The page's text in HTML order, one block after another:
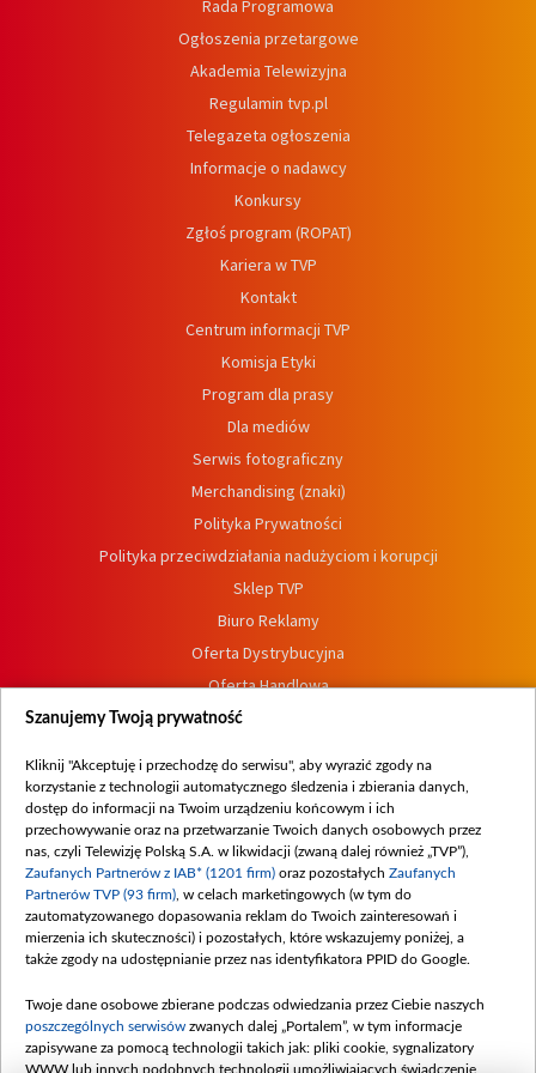
Rada Programowa
Ogłoszenia przetargowe
Akademia Telewizyjna
Regulamin tvp.pl
Telegazeta ogłoszenia
Informacje o nadawcy
Konkursy
Zgłoś program (ROPAT)
Kariera w TVP
Kontakt
Centrum informacji TVP
Komisja Etyki
Program dla prasy
Dla mediów
Serwis fotograficzny
Merchandising (znaki)
Polityka Prywatności
Polityka przeciwdziałania nadużyciom i korupcji
Sklep TVP
Biuro Reklamy
Oferta Dystrybucyjna
Oferta Handlowa
Dostępność
Procedura zgłoszeń wewnętrznych
Szanujemy Twoją prywatność
Kliknij "Akceptuję i przechodzę do serwisu", aby wyrazić zgody na
korzystanie z technologii automatycznego śledzenia i zbierania danych,
dostęp do informacji na Twoim urządzeniu końcowym i ich
przechowywanie oraz na przetwarzanie Twoich danych osobowych przez
nas, czyli Telewizję Polską S.A. w likwidacji (zwaną dalej również „TVP”),
Zaufanych Partnerów z IAB* (1201 firm) oraz pozostałych Zaufanych
Partnerów TVP (93 firm) , w celach marketingowych (w tym do
zautomatyzowanego dopasowania reklam do Twoich zainteresowań i
mierzenia ich skuteczności) i pozostałych, które wskazujemy poniżej, a
także zgody na udostępnianie przez nas identyfikatora PPID do Google.
Twoje dane osobowe zbierane podczas odwiedzania przez Ciebie naszych
poszczególnych serwisów zwanych dalej „Portalem”, w tym informacje
zapisywane za pomocą technologii takich jak: pliki cookie, sygnalizatory
WWW lub innych podobnych technologii umożliwiających świadczenie